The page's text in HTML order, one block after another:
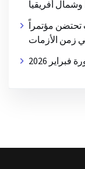
تحتضن مؤتمراً
زمن الأزمات
2026